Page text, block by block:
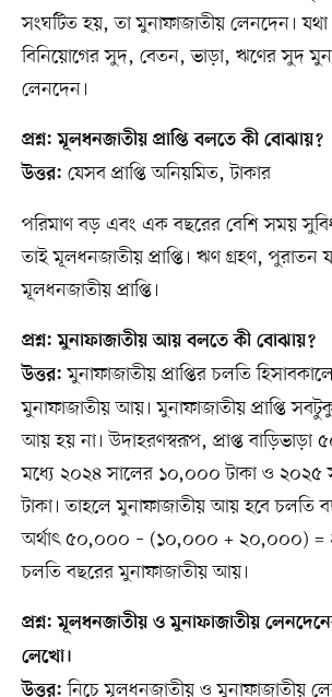
সংঘটিত হয়, তা মুনাফাজাতীয় লেনদেন। যথা
বিনিয়োগের সুদ, বেতন, ভাড়া, ঋণের সুদ
লেনদেন।
প্রশ্ন: মূলধনজাতীয় প্রাপ্তি বলতে কী বোঝায়?
উত্তর: যেসব প্রাপ্তি অনিয়মিত, টাকার
পরিমাণ বড় এবং এক বছরের বেশি সময়
তাই মূলধনজাতীয় প্রাপ্তি। ঋণ গ্রহণ, পুরাতন
মূলধনজাতীয় প্রাপ্তি।
প্রশ্ন: মুনাফাজাতীয় আয় বলতে কী বোঝায়?
উত্তর:মুনাফাজাতীয় প্রাপ্তির চলতি
মুনাফাজাতীয় আয়। মুনাফাজাতীয় প্রাপ্তি
আয় হয় না। উদাহরণস্বরূপ, প্রাপ্ত
মধ্যে ২০২৪ সালের ১০,০০০ টাকা ও
টাকা। তাহলে মুনাফাজাতীয় আয় হবে চলতি
অর্থাৎ ৫০,০০০ – (১০,০০০ + ২০,০০০) =
চলতি বছরের মুনাফাজাতীয় আয়।
প্রশ্ন: মূলধনজাতীয় ও মুনাফাজাতীয়
লেখো।
উত্তর:নিচে মূলধনজাতীয় ও মুনাফাজাতীয়